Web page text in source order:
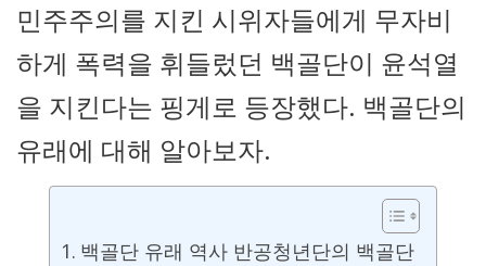
민주주의를 지킨 시위자들에게 무자비
하게 폭력을 휘들렀던 백골단이 윤석열
을 지킨다는 핑게로 등장했다. 백골단의
유래에 대해 알아보자.
백골단 유래 역사 반공청년단의 백골단